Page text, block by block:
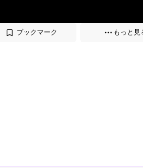
ブックマーク もっと見